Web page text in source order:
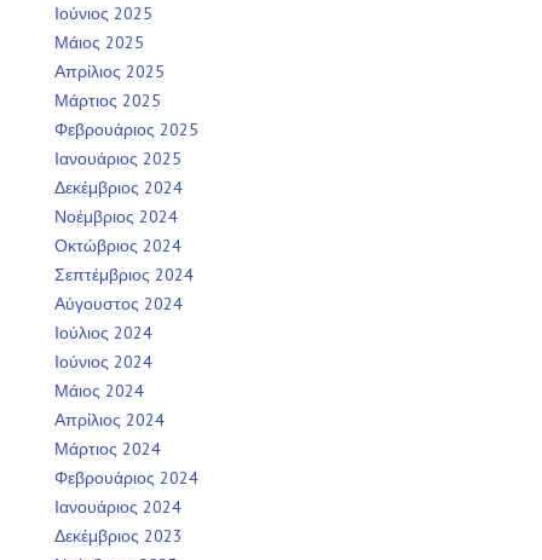
Ιούνιος 2025
Μάιος 2025
Απρίλιος 2025
Μάρτιος 2025
Φεβρουάριος 2025
Ιανουάριος 2025
Δεκέμβριος 2024
Νοέμβριος 2024
Οκτώβριος 2024
Σεπτέμβριος 2024
Αύγουστος 2024
Ιούλιος 2024
Ιούνιος 2024
Μάιος 2024
Απρίλιος 2024
Μάρτιος 2024
Φεβρουάριος 2024
Ιανουάριος 2024
Δεκέμβριος 2023